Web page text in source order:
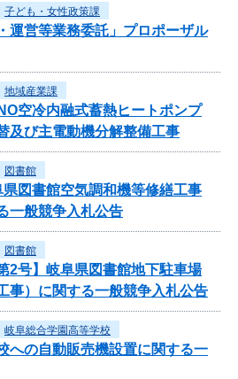
子ども・女性政策課
運営等業務委託」プロポーザル
地域産業課
空冷内融式蓄熱ヒートポンプ
及び主電動機分解整備工事
図書館
県図書館空気調和機等修繕工事
一般競争入札公告
図書館
2号】岐阜県図書館地下駐車場
事）に関する一般競争入札公告
岐阜総合学園高等学校
への自動販売機設置に関する一